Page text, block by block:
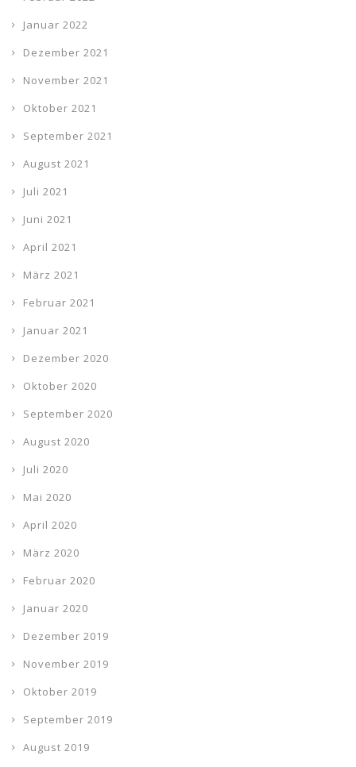
Januar 2022
Dezember 2021
November 2021
Oktober 2021
September 2021
August 2021
Juli 2021
Juni 2021
April 2021
März 2021
Februar 2021
Januar 2021
Dezember 2020
Oktober 2020
September 2020
August 2020
Juli 2020
Mai 2020
April 2020
März 2020
Februar 2020
Januar 2020
Dezember 2019
November 2019
Oktober 2019
September 2019
August 2019